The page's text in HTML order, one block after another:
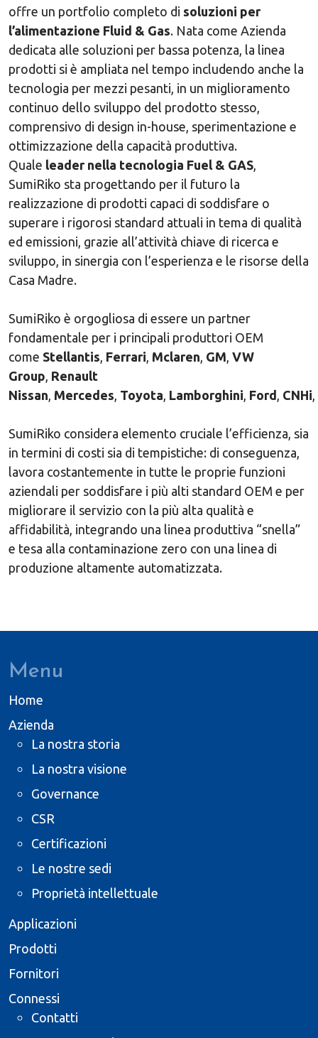
offre un portfolio completo di soluzioni per
l’alimentazione Fluid & Gas. Nata come Azienda
dedicata alle soluzioni per bassa potenza, la linea
prodotti si è ampliata nel tempo includendo anche la
tecnologia per mezzi pesanti, in un miglioramento
continuo dello sviluppo del prodotto stesso,
comprensivo di design in-house, sperimentazione e
ottimizzazione della capacità produttiva.
Quale leader nella tecnologia Fuel & GAS,
SumiRiko sta progettando per il futuro la
realizzazione di prodotti capaci di soddisfare o
superare i rigorosi standard attuali in tema di qualità
ed emissioni, grazie all’attività chiave di ricerca e
sviluppo, in sinergia con l’esperienza e le risorse della
Casa Madre.
SumiRiko è orgogliosa di essere un partner
fondamentale per i principali produttori OEM
come Stellantis, Ferrari, Mclaren, GM, VW
Group, Renault
Nissan, Mercedes, Toyota, Lamborghini, Ford , CNHi,
SumiRiko considera elemento cruciale l’efficienza, sia
in termini di costi sia di tempistiche: di conseguenza,
lavora costantemente in tutte le proprie funzioni
aziendali per soddisfare i più alti standard OEM e per
migliorare il servizio con la più alta qualità e
affidabilità, integrando una linea produttiva “snella”
e tesa alla contaminazione zero con una linea di
produzione altamente automatizzata.
Menu
Home
Azienda
La nostra storia
La nostra visione
Governance
CSR
Certificazioni
Le nostre sedi
Proprietà intellettuale
Applicazioni
Prodotti
Fornitori
Connessi
Contatti